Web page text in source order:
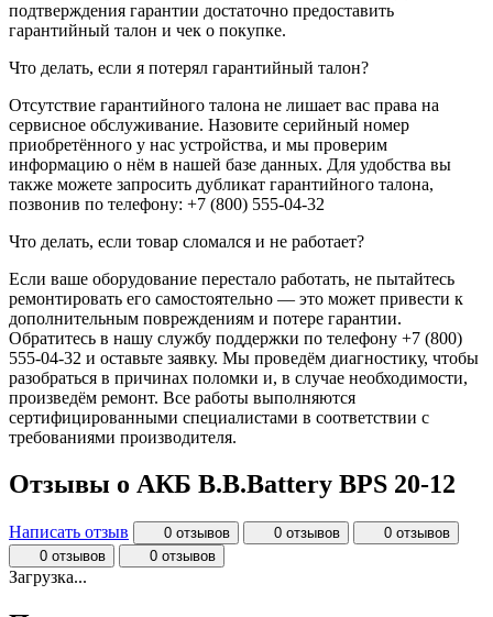
подтверждения гарантии достаточно предоставить
гарантийный талон и чек о покупке.
Что делать, если я потерял гарантийный талон?
Отсутствие гарантийного талона не лишает вас права на
сервисное обслуживание. Назовите серийный номер
приобретённого у нас устройства, и мы проверим
информацию о нём в нашей базе данных. Для удобства вы
также можете запросить дубликат гарантийного талона,
позвонив по телефону: +7 (800) 555-04-32
Что делать, если товар сломался и не работает?
Если ваше оборудование перестало работать, не пытайтесь
ремонтировать его самостоятельно — это может привести к
дополнительным повреждениям и потере гарантии.
Обратитесь в нашу службу поддержки по телефону +7 (800)
555-04-32 и оставьте заявку. Мы проведём диагностику, чтобы
разобраться в причинах поломки и, в случае необходимости,
произведём ремонт. Все работы выполняются
сертифицированными специалистами в соответствии с
требованиями производителя.
Отзывы о АКБ В.В.Ваttery BPS 20-12
Написать отзыв 0 отзывов 0 отзывов
0 отзывов
0 отзывов
0 отзывов
Загрузка...